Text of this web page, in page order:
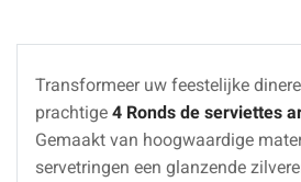
Transformeer uw feestelijke
prachtige 4 Ronds de serviettes
Gemaakt van hoogwaardige
servetringen een glanzende